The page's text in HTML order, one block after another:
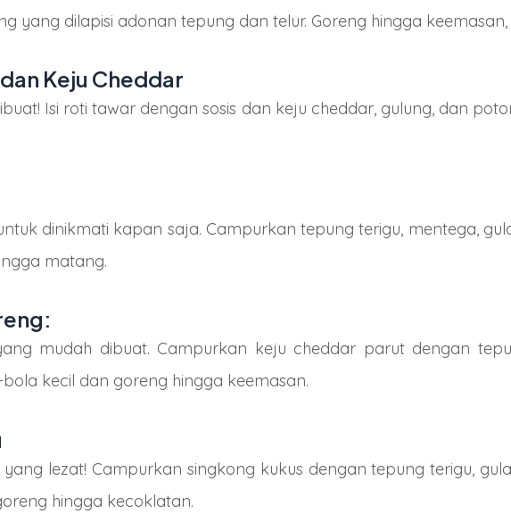
yang dilapisi adonan tepung dan telur. Goreng hingga
Keju Cheddar
Isi roti tawar dengan sosis dan keju cheddar, gulung, dan
dinikmati kapan saja. Campurkan tepung terigu, mentega,
matang.
mudah dibuat. Campurkan keju cheddar parut dengan
kecil dan goreng hingga keemasan.
lezat! Campurkan singkong kukus dengan tepung terigu,
hingga kecoklatan.